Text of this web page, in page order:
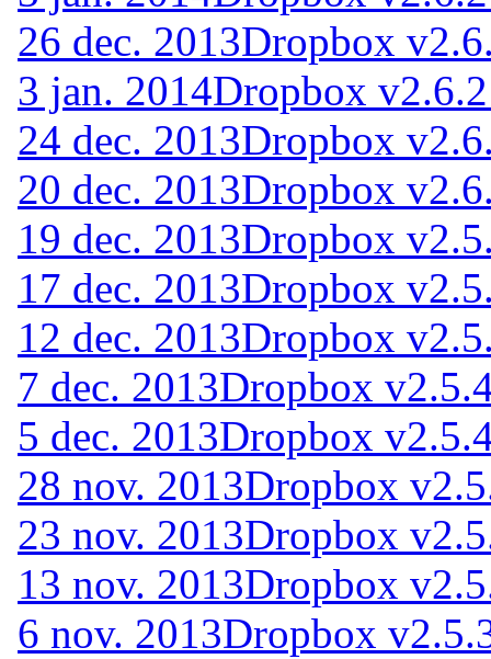
26 dec. 2013Dropbox
3 jan. 2014Dropbox
24 dec. 2013Dropbox
20 dec. 2013Dropbox
19 dec. 2013Dropbox
17 dec. 2013Dropbox
12 dec. 2013Dropbox
7 dec. 2013Dropbox
5 dec. 2013Dropbox
28 nov. 2013Dropbox
23 nov. 2013Dropbox
13 nov. 2013Dropbox
6 nov. 2013Dropbox